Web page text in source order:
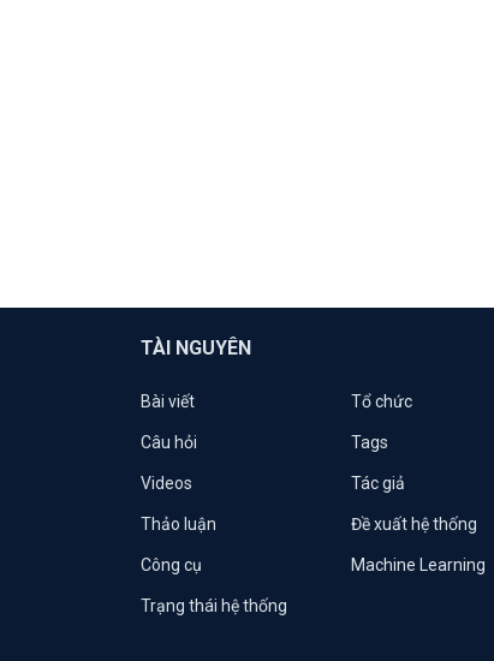
TÀI NGUYÊN
Bài viết Tổ chức
Câu hỏi Tags
Videos Tác giả
Thảo luận Đề xuất hệ thống
Công cụ Machine Learning
Trạng thái hệ thống